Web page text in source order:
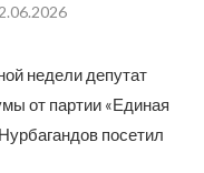
недели депутат
от партии «Единая
посетил